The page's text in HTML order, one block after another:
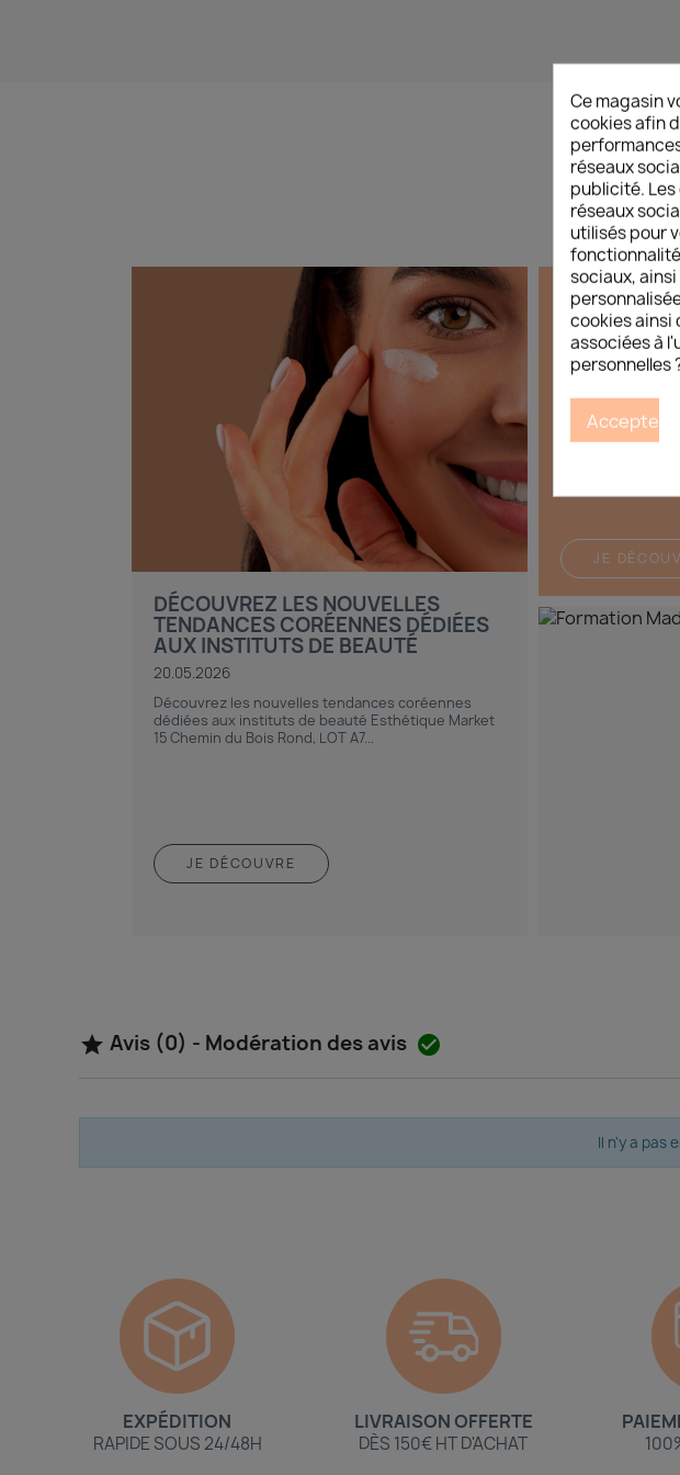
DÉCOUVREZ LES NOUVELLES
TENDANCES CORÉENNES DÉDIÉES
AUX INSTITUTS DE BEAUTÉ
20.05.2026
Découvrez les nouvelles tendances coréennes
dédiées aux instituts de beauté Esthétique Market
15 Chemin du Bois Rond, LOT A7...
JE DÉCOUVRE
AUX
11.05.2026
Esthétique
immersive
professionnelle.
JE
 Avis (0) - Modération des avis 
Il n'y a pas
EXPÉDITION
RAPIDE SOUS 24/48H
LIVRAISON OFFERTE
DÈS 150€ HT D'ACHAT
Ce magasin
cookies afin
réseaux
publicité.
réseaux
utilisés pour
sociaux,
cookies ainsi
associées à
personnelles
Accepter